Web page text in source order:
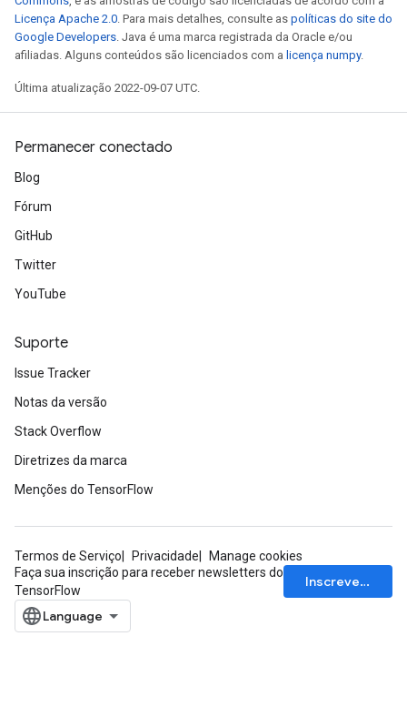
Licença Apache 2.0. Para mais detalhes, consulte as políticas do site do
Google Developers. Java é uma marca registrada da Oracle e/ou
afiliadas. Alguns conteúdos são licenciados com a licença numpy.
Última atualização 2022-09-07 UTC.
Permanecer conectado
Blog
Fórum
GitHub
Twitter
YouTube
Suporte
Issue Tracker
Notas da versão
Stack Overflow
Diretrizes da marca
Menções do TensorFlow
Termos de Serviço Privacidade
Manage cookies
Faça sua inscrição para receber newsletters do
TensorFlow
Inscrever-se